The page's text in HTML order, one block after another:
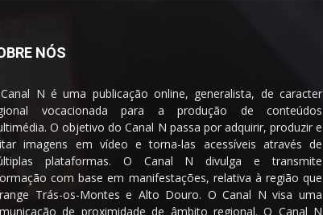
NÓS
N é uma publicação online, generalista, de caracter
vocacionada para a produção de conteúdos
O objetivo do Canal N passa por adquirir, produzir e
imagens em vídeo e torna-las acessíveis através de
plataformas. O Canal N divulga e transmite
com base em manifestações, relativa à região que
Trás-os-Montes e Alto Douro. O Canal N visa uma
de proximidade de âmbito regional. O Canal N